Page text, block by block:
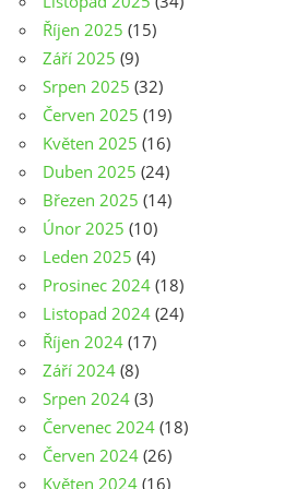
Říjen 2025 (15)
Září 2025 (9)
Srpen 2025 (32)
Červen 2025 (19)
Květen 2025 (16)
Duben 2025 (24)
Březen 2025 (14)
Únor 2025 (10)
Leden 2025 (4)
Prosinec 2024 (18)
Listopad 2024 (24)
Říjen 2024 (17)
Září 2024 (8)
Srpen 2024 (3)
Červenec 2024 (18)
Červen 2024 (26)
Květen 2024 (16)